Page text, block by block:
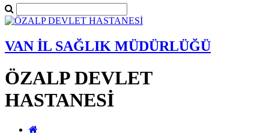
VAN İL SAĞLIK MÜDÜRLÜĞÜ
ÖZALP DEVLET
HASTANESİ